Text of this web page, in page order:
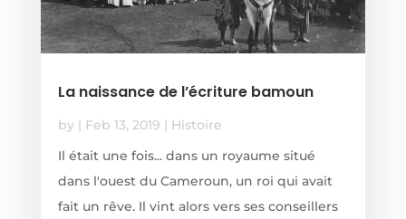
La naissance de l’écriture bamoun
by | Feb 13, 2019 | Histoire
Il était une fois... dans un royaume situé
dans l'ouest du Cameroun, un roi qui avait
fait un rêve. Il vint alors vers ses conseillers